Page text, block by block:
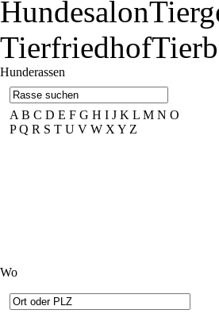
Hundesalon
Tierfriedhof
Hunderassen
A B C D E F G H I J K L M N O
P Q R S T U V W X Y Z
Wo